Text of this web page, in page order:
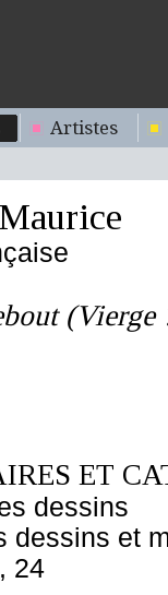
Artistes
ET
dessins
dessins et
24